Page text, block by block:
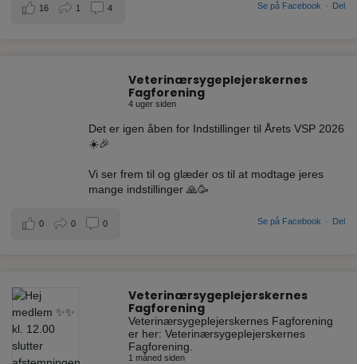
Se på Facebook · Del
16 1 4
Veterinærsygeplejerskernes
Fagforening
4 uger siden
Det er igen åben for Indstillinger til Årets VSP 2026
☀️🎉
Vi ser frem til og glæder os til at modtage jeres
mange indstillinger 🙏🥳
Se på Facebook · Del
0 0 0
Veterinærsygeplejerskernes
Fagforening
Veterinærsygeplejerskernes Fagforening
er her: Veterinærsygeplejerskernes
Fagforening.
1 måned siden